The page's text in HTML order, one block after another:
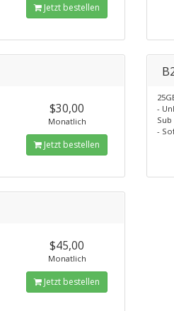
Jetzt bestellen
$30,00
Monatlich
Jetzt bestellen
-
-
$45,00
Monatlich
Jetzt bestellen